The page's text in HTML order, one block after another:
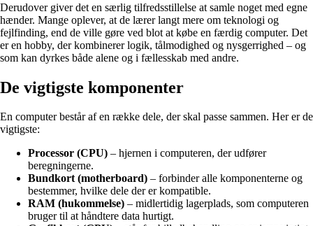
Derudover giver det en særlig tilfredsstillelse at samle noget med egne
hænder. Mange oplever, at de lærer langt mere om teknologi og
fejlfinding, end de ville gøre ved blot at købe en færdig computer. Det
er en hobby, der kombinerer logik, tålmodighed og nysgerrighed – og
som kan dyrkes både alene og i fællesskab med andre.
De vigtigste komponenter
En computer består af en række dele, der skal passe sammen. Her er de
vigtigste:
Processor (CPU) – hjernen i computeren, der udfører
beregningerne.
Bundkort (motherboard) – forbinder alle komponenterne og
bestemmer, hvilke dele der er kompatible.
RAM (hukommelse) – midlertidig lagerplads, som computeren
bruger til at håndtere data hurtigt.